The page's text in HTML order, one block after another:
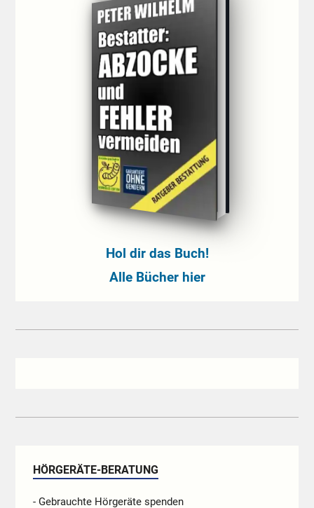
Hol dir das Buch!
Alle Bücher hier
HÖRGERÄTE-BERATUNG
- Gebrauchte Hörgeräte spenden